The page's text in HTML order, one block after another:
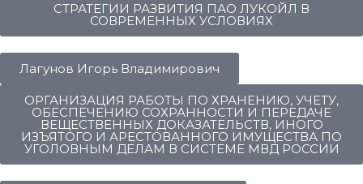
СТРАТЕГИИ РАЗВИТИЯ ПАО ЛУКОЙЛ В
СОВРЕМЕННЫХ УСЛОВИЯХ
Лагунов Игорь Владимирович
ОРГАНИЗАЦИЯ РАБОТЫ ПО ХРАНЕНИЮ, УЧЕТУ,
ОБЕСПЕЧЕНИЮ СОХРАННОСТИ И ПЕРЕДАЧЕ
ВЕЩЕСТВЕННЫХ ДОКАЗАТЕЛЬСТВ, ИНОГО
ИЗЪЯТОГО И АРЕСТОВАННОГО ИМУЩЕСТВА ПО
УГОЛОВНЫМ ДЕЛАМ В СИСТЕМЕ МВД РОССИИ